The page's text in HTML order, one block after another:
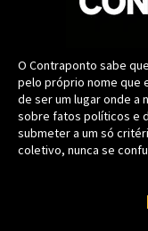
O Contraponto sabe
pelo próprio nome que
de ser um lugar onde a
sobre fatos políticos e
submeter a um só
coletivo, nunca se